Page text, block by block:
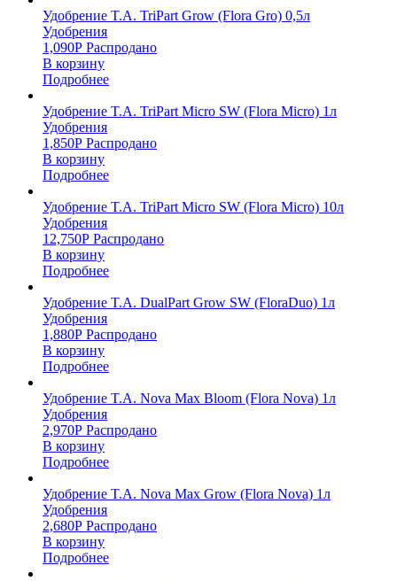
Удобрение T.A. TriPart Grow (Flora Gro) 0,5л
Удобрения
1,090Р Распродано
В корзину
Подробнее
Удобрение T.A. TriPart Micro SW (Flora Micro) 1л
Удобрения
1,850Р Распродано
В корзину
Подробнее
Удобрение T.A. TriPart Micro SW (Flora Micro) 10л
Удобрения
12,750Р Распродано
В корзину
Подробнее
Удобрение T.A. DualPart Grow SW (FloraDuo) 1л
Удобрения
1,880Р Распродано
В корзину
Подробнее
Удобрение T.A. Nova Max Bloom (Flora Nova) 1л
Удобрения
2,970Р Распродано
В корзину
Подробнее
Удобрение T.A. Nova Max Grow (Flora Nova) 1л
Удобрения
2,680Р Распродано
В корзину
Подробнее